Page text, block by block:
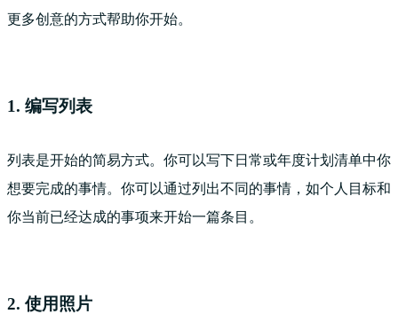
更多创意的方式帮助你开始。
1. 编写列表
列表是开始的简易方式。你可以写下日常或年度计划清单中你
想要完成的事情。你可以通过列出不同的事情，如个人目标和
你当前已经达成的事项来开始一篇条目。
2. 使用照片